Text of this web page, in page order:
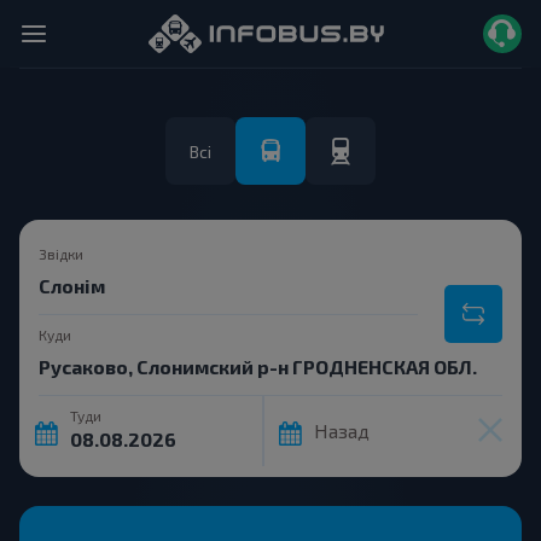
Всі
Звідки
Куди
Туди
Назад